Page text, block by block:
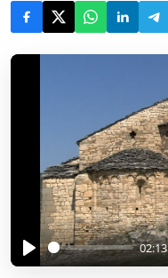
P
02:13